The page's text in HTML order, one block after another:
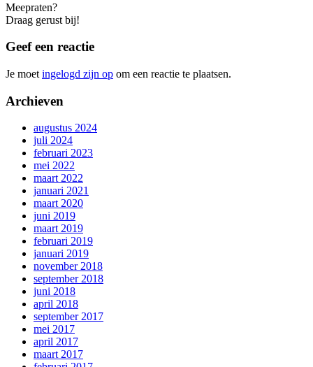
Meepraten?
Draag gerust bij!
Geef een reactie
Je moet ingelogd zijn op om een reactie te plaatsen.
Archieven
augustus 2024
juli 2024
februari 2023
mei 2022
maart 2022
januari 2021
maart 2020
juni 2019
maart 2019
februari 2019
januari 2019
november 2018
september 2018
juni 2018
april 2018
september 2017
mei 2017
april 2017
maart 2017